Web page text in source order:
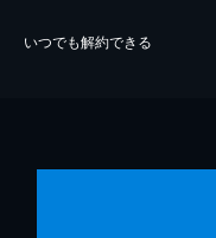
いつでも解約できる